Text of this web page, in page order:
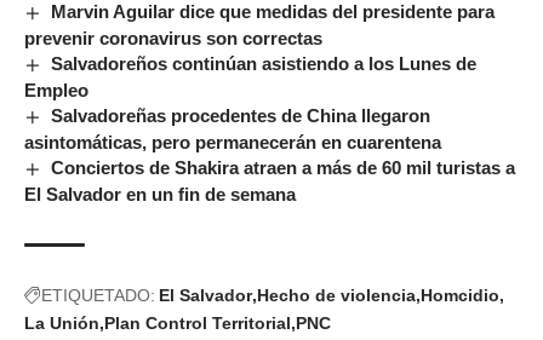
Marvin Aguilar dice que medidas del presidente para
prevenir coronavirus son correctas
Salvadoreños continúan asistiendo a los Lunes de
Empleo
Salvadoreñas procedentes de China llegaron
asintomáticas, pero permanecerán en cuarentena
Conciertos de Shakira atraen a más de 60 mil turistas a
El Salvador en un fin de semana
ETIQUETADO: El Salvador Hecho de violencia Homcidio
La Unión Plan Control Territorial PNC